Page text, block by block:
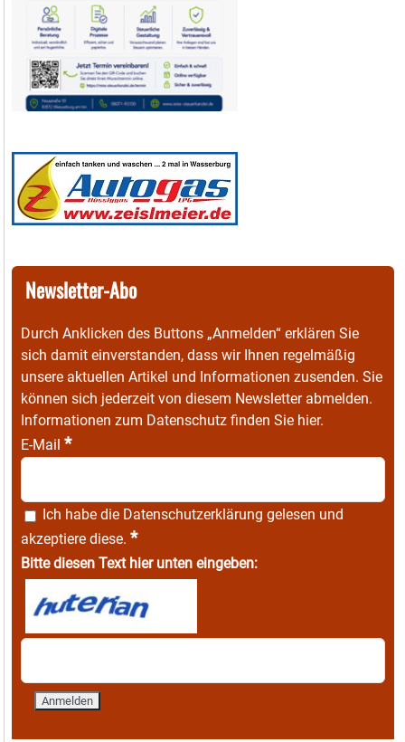
Newsletter-Abo
Durch Anklicken des Buttons „Anmelden“ erklären Sie
sich damit einverstanden, dass wir Ihnen regelmäßig
unsere aktuellen Artikel und Informationen zusenden. Sie
können sich jederzeit von diesem Newsletter abmelden.
Informationen zum Datenschutz finden Sie hier.
E-Mail *
Ich habe die Datenschutzerklärung gelesen und
akzeptiere diese. *
Bitte diesen Text hier unten eingeben: